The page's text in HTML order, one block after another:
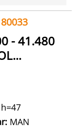
- 41.480
MAN